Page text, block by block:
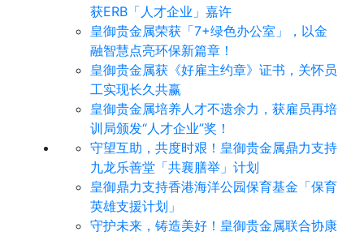
获ERB「人才企业」嘉许
皇御贵金属荣获「7+绿色办公室」，以金
融智慧点亮环保新篇章！
皇御贵金属获《好雇主约章》证书，关怀员
工实现长久共赢
皇御贵金属培养人才不遗余力，获雇员再培
训局颁发“人才企业”奖！
守望互助，共度时艰！皇御贵金属鼎力支持
九龙乐善堂「共襄膳举」计划
皇御鼎力支持香港海洋公园保育基金「保育
英雄支援计划」
守护未来，铸造美好！皇御贵金属联合协康